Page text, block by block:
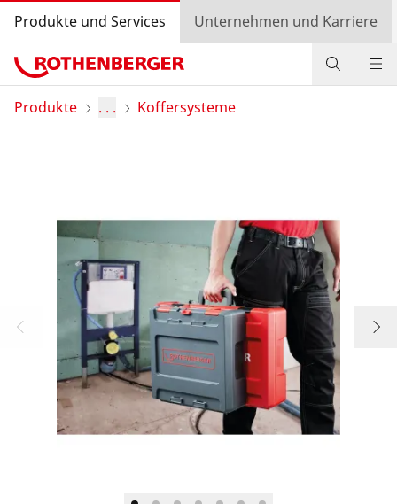
Produkte und Services Unternehmen und Karriere
Produkte
Bonusprogramm
Händlersuche
Login
Länderauswahl
Unternehmen und Karriere
Produkte . . . Koffersysteme